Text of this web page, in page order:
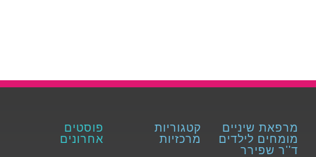
מרפאת שיניים
מומחים לילדים
ד''ר שפירר
קטגוריות
מרכזיות
פוסטים
אחרונים